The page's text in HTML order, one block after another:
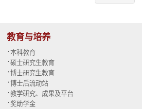
教育与培养
·本科教育
·硕士研究生教育
·博士研究生教育
·博士后流动站
·教学研究、成果及平台
·奖助学金